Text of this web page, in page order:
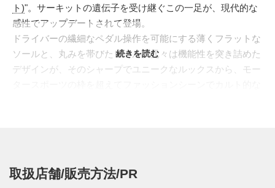
ト)"。サーキットの遺伝子を受け継ぐこの一足が、現代的な
感性でアップデートされて登場。
ドライバーの繊細なペダル操作を可能にする薄くフラットな
ソールと、丸みを帯びたヒール。元々は機能性を突き詰めた
デザインが、そのシャープでユニークなルックスから、モー
ェードのコンビネーションで構築され、同系色ながらも豊か
続きを読む
取扱店舗/販売方法/PR